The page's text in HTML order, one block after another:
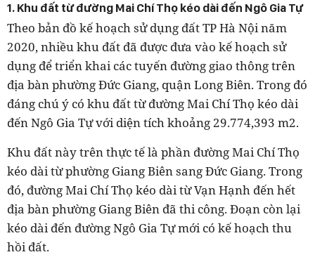
1. Khu đất từ đường Mai Chí Thọ kéo dài đến Ngô Gia Tự
Theo bản đồ kế hoạch sử dụng đất TP Hà Nội năm
2020, nhiều khu đất đã được đưa vào kế hoạch sử
dụng để triển khai các tuyến đường giao thông trên
địa bàn phường Đức Giang, quận Long Biên. Trong đó
đáng chú ý có khu đất từ đường Mai Chí Thọ kéo dài
đến Ngô Gia Tự với diện tích khoảng 29.774,393 m2.
Khu đất này trên thực tế là phần đường Mai Chí Thọ
kéo dài từ phường Giang Biên sang Đức Giang. Trong
đó, đường Mai Chí Thọ kéo dài từ Vạn Hạnh đến hết
địa bàn phường Giang Biên đã thi công. Đoạn còn lại
kéo dài đến đường Ngô Gia Tự mới có kế hoạch thu
hồi đất.